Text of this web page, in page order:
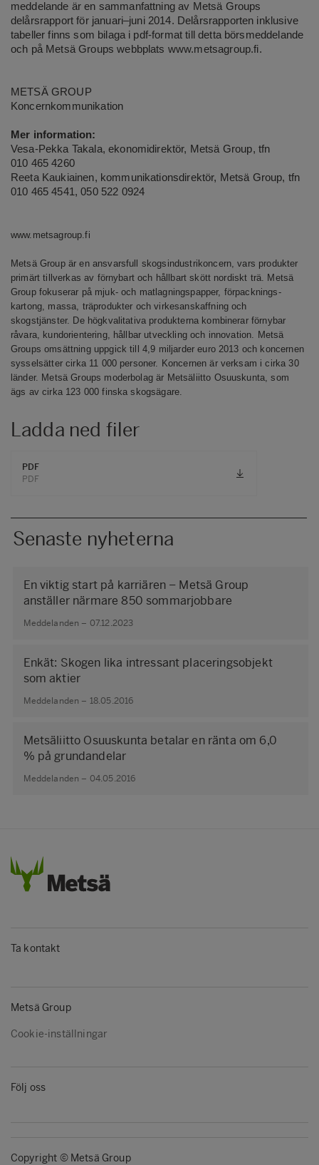
meddelande är en sammanfattning av Metsä Groups
delårsrapport för januari–juni 2014. Delårsrapporten inklusive
tabeller finns som bilaga i pdf-format till detta börsmeddelande
och på Metsä Groups webbplats www.metsagroup.fi.
METSÄ GROUP
Koncernkommunikation
Mer information:
Vesa-Pekka Takala, ekonomidirektör, Metsä Group, tfn
010 465 4260
Reeta Kaukiainen, kommunikationsdirektör, Metsä Group, tfn
010 465 4541, 050 522 0924
www.metsagroup.fi
Metsä Group är en ansvarsfull skogsindustrikoncern, vars produkter
primärt tillverkas av förnybart och hållbart skött nordiskt trä. Metsä
Group fokuserar på mjuk- och matlagningspapper, förpacknings-
kartong, massa, träprodukter och virkesanskaffning och
skogstjänster. De högkvalitativa produkterna kombinerar förnybar
råvara, kundorientering, hållbar utveckling och innovation. Metsä
Groups omsättning uppgick till 4,9 miljarder euro 2013 och koncernen
sysselsätter cirka 11 000 personer. Koncernen är verksam i cirka 30
länder. Metsä Groups moderbolag är Metsäliitto Osuuskunta, som
ägs av cirka 123 000 finska skogsägare.
Ladda ned filer
PDF
PDF
Senaste nyheterna
En viktig start på karriären – Metsä Group
anställer närmare 850 sommarjobbare
Meddelanden – 07.12.2023
Enkät: Skogen lika intressant placeringsobjekt
som aktier
Meddelanden – 18.05.2016
Metsäliitto Osuuskunta betalar en ränta om 6,0
% på grundandelar
Meddelanden – 04.05.2016
Ta kontakt
Metsä Group
Cookie-inställningar
Följ oss
Copyright © Metsä Group